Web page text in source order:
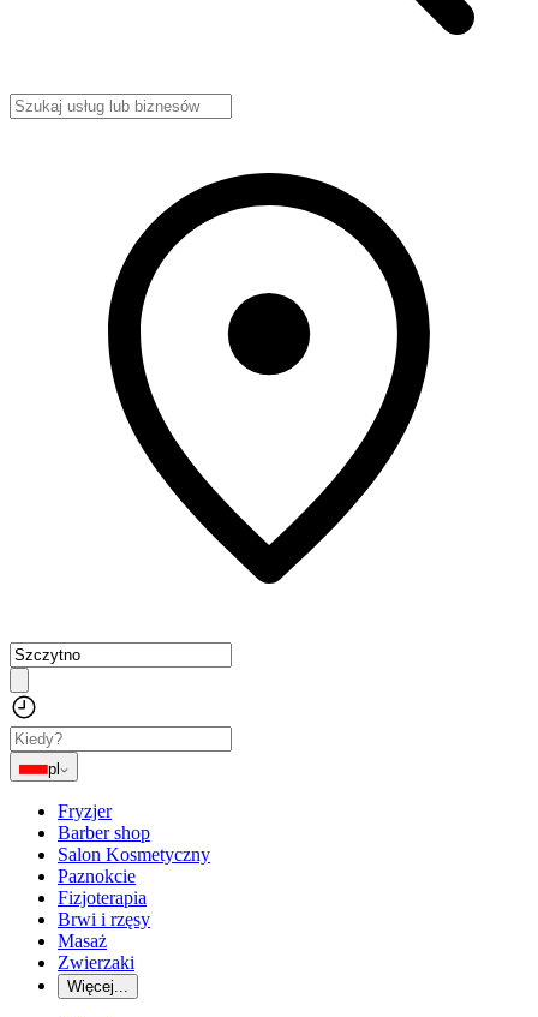
pl
Fryzjer
Barber shop
Salon Kosmetyczny
Paznokcie
Fizjoterapia
Brwi i rzęsy
Masaż
Zwierzaki
Więcej...